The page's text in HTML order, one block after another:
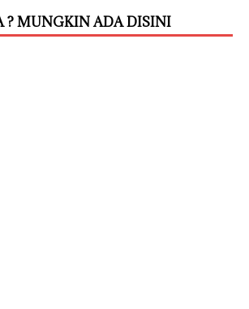
? MUNGKIN ADA DISINI